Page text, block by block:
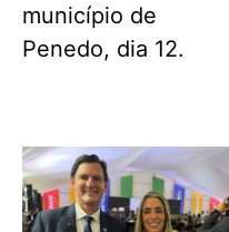
município de
Penedo, dia 12.